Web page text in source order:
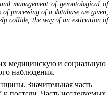
management of gerontological of
processing of a database are given,
collide, the way of an estimation of
медицинскую и социальную
наблюдения.
Значительная часть
постели. Часть исследуемых